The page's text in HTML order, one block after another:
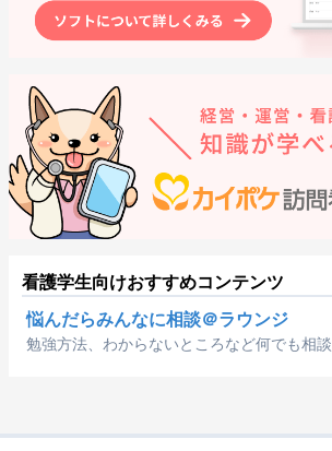
看護学生向けおすすめコンテンツ
悩んだらみんなに相談＠ラウンジ
勉強方法、わからないところなど何でも相談